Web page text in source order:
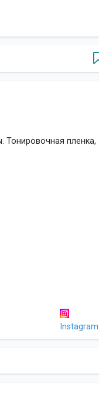
Тонировочная пленка,
Instagram